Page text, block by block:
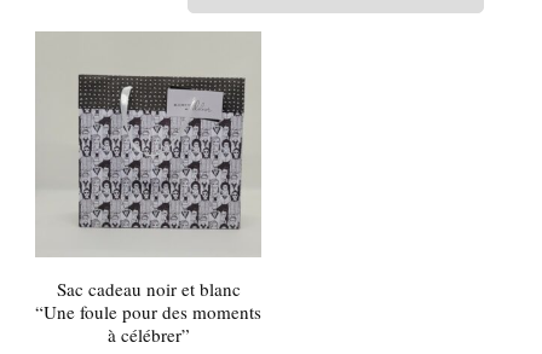
Sac cadeau noir et blanc
“Une foule pour des moments
à célébrer”